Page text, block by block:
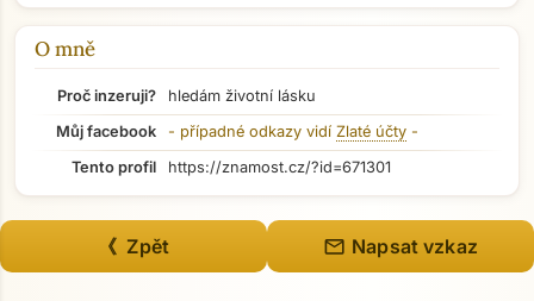
Přejít na hlavní obsah
O mně
Proč inzeruji?
hledám životní lásku
Můj facebook
- případné odkazy vidí Zlaté účty -
Tento profil
https://znamost.cz/?id=671301
《 Zpět mail Napsat vzkaz